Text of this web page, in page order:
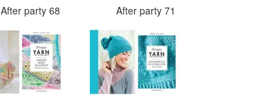
After party 68 After party 71